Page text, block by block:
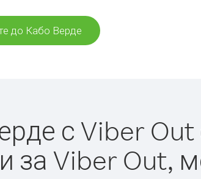
до Кабо Верде
с Viber Out
за Viber Out,